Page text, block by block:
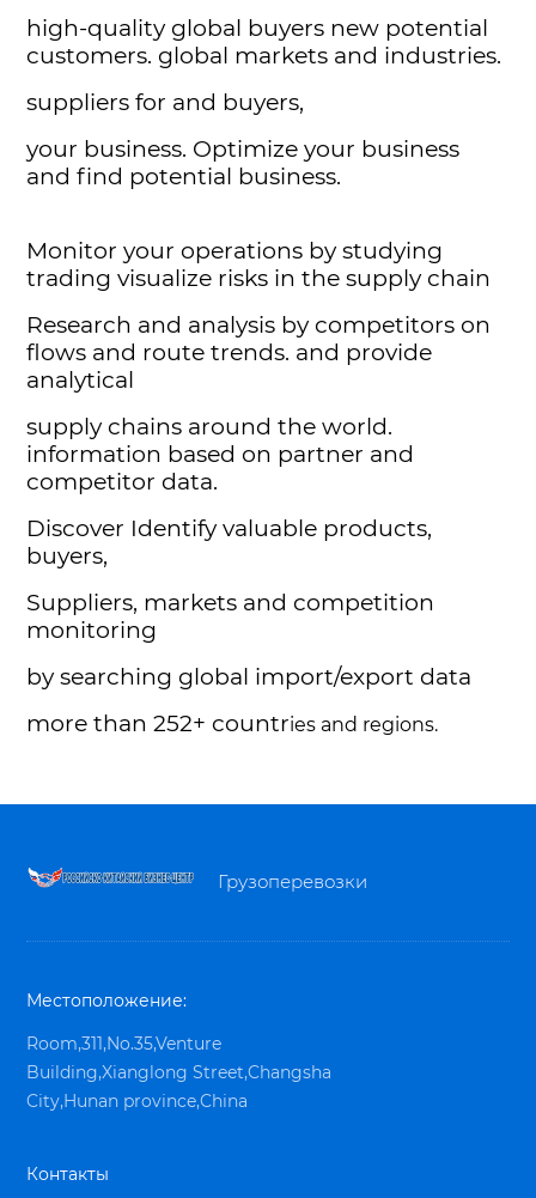
high-quality global buyers new potential
customers. global markets and industries.
suppliers for and buyers,
your business. Optimize your business
and find potential business.
Monitor your operations by studying
trading visualize risks in the supply chain
Research and analysis by competitors on
flows and route trends. and provide
analytical
supply chains around the world.
information based on partner and
competitor data.
Discover Identify valuable products,
buyers,
Suppliers, markets and competition
monitoring
by searching global import/export data
more than 252+ countries and regions.
Грузоперевозки
Местоположение:
Room,311,No.35,Venture
Building,Xianglong Street,Changsha
City,Hunan province,China
Контакты